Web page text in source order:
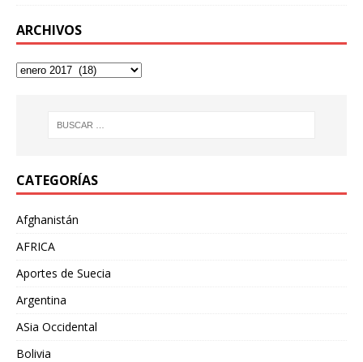
ARCHIVOS
CATEGORÍAS
Afghanistán
AFRICA
Aportes de Suecia
Argentina
ASia Occidental
Bolivia